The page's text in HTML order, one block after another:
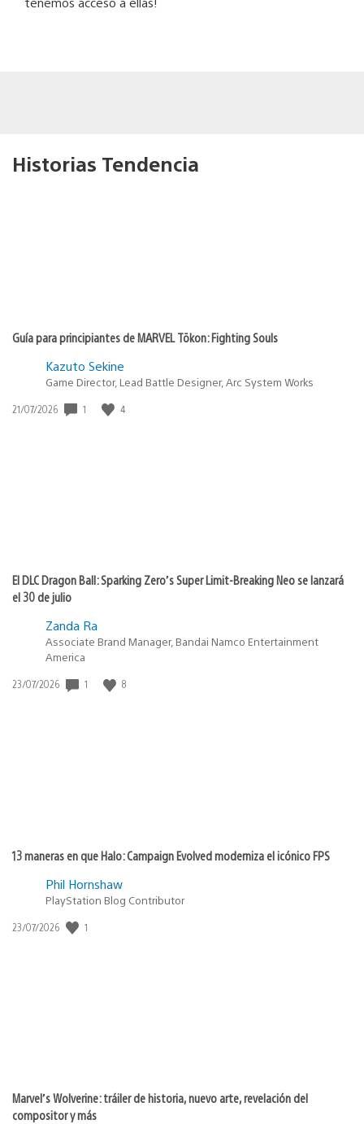
Historias Tendencia
Guía para principiantes de MARVEL Tōkon: Fighting Souls
Kazuto Sekine
Game Director, Lead Battle Designer, Arc System Works
Fecha
21/07/2026 1 4
El DLC Dragon Ball: Sparking Zero’s Super Limit-Breaking Neo se lanzará
el 30 de julio
Zanda Ra
Associate Brand Manager, Bandai Namco Entertainment
America
Fecha
23/07/2026 1 8
13 maneras en que Halo: Campaign Evolved moderniza el icónico FPS
Phil Hornshaw
PlayStation Blog Contributor
Fecha
23/07/2026 1
Marvel’s Wolverine: tráiler de historia, nuevo arte, revelación del
compositor y más